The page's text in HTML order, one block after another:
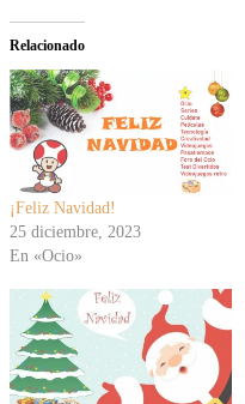
Relacionado
¡Feliz Navidad!
25 diciembre, 2023
En «Ocio»